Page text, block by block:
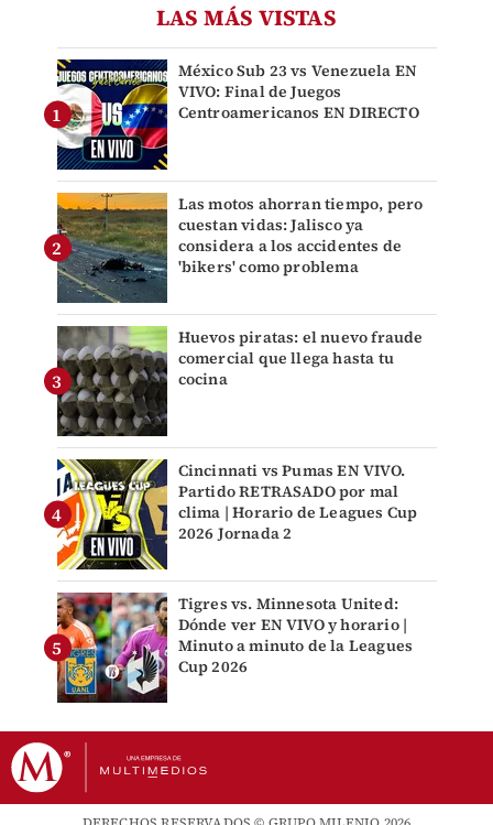
LAS MÁS VISTAS
México Sub 23 vs Venezuela EN
VIVO: Final de Juegos
Centroamericanos EN DIRECTO
Las motos ahorran tiempo, pero
cuestan vidas: Jalisco ya
considera a los accidentes de
'bikers' como problema
Huevos piratas: el nuevo fraude
comercial que llega hasta tu
cocina
Cincinnati vs Pumas EN VIVO.
Partido RETRASADO por mal
clima | Horario de Leagues Cup
2026 Jornada 2
Tigres vs. Minnesota United:
Dónde ver EN VIVO y horario |
Minuto a minuto de la Leagues
Cup 2026